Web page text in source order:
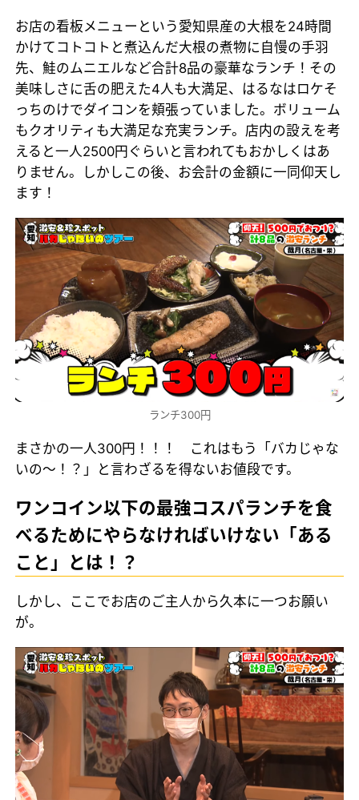
お店の看板メニューという愛知県産の大根を24時間
かけてコトコトと煮込んだ大根の煮物に自慢の手羽
先、鮭のムニエルなど合計8品の豪華なランチ！その
美味しさに舌の肥えた4人も大満足、はるなはロケそ
っちのけでダイコンを頬張っていました。ボリューム
もクオリティも大満足な充実ランチ。店内の設えを考
えると一人2500円ぐらいと言われてもおかしくはあ
りません。しかしこの後、お会計の金額に一同仰天し
ます！
ランチ300円
まさかの一人300円！！！ これはもう「バカじゃな
いの～！？」と言わざるを得ないお値段です。
ワンコイン以下の最強コスパランチを食
べるためにやらなければいけない「ある
こと」とは！？
しかし、ここでお店のご主人から久本に一つお願い
が。